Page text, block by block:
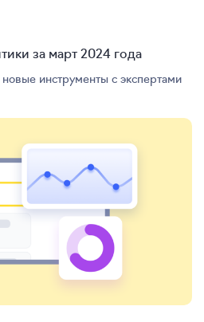
за март 2024 года
инструменты с экспертами